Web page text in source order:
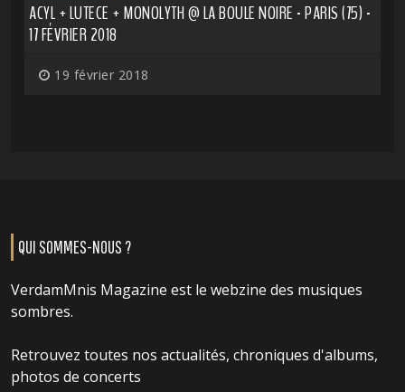
ACYL + LUTECE + MONOLYTH @ LA BOULE NOIRE - PARIS (75) -
17 FÉVRIER 2018
19 février 2018
QUI SOMMES-NOUS ?
VerdamMnis Magazine est le webzine des musiques
sombres.
Retrouvez toutes nos actualités, chroniques d'albums,
photos de concerts